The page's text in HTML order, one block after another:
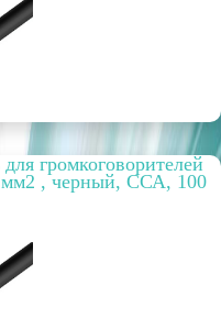
громкоговорителей
мм2 , черный, ССА, 100